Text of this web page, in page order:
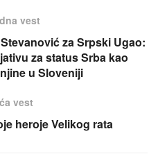
vest
za Srpski Ugao:
za status Srba kao
u Sloveniji
vest
heroje Velikog rata